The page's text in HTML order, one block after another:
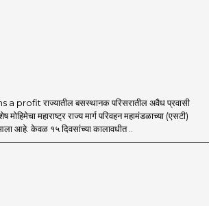
राज्यातील बसस्थानक परिसरातील अवैध प्रवासी
मोहिमेचा महाराष्ट्र राज्य मार्ग परिवहन महामंडळाच्या (एसटी)
आहे. केवळ १५ दिवसांच्या कालावधीत ..